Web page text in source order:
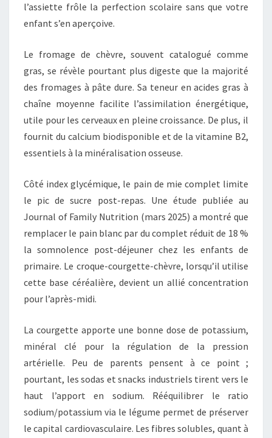
l’assiette frôle la perfection scolaire sans que votre
enfant s’en aperçoive.
Le fromage de chèvre, souvent catalogué comme
gras, se révèle pourtant plus digeste que la majorité
des fromages à pâte dure. Sa teneur en acides gras à
chaîne moyenne facilite l’assimilation énergétique,
utile pour les cerveaux en pleine croissance. De plus, il
fournit du calcium biodisponible et de la vitamine B2,
essentiels à la minéralisation osseuse.
Côté index glycémique, le pain de mie complet limite
le pic de sucre post-repas. Une étude publiée au
Journal of Family Nutrition (mars 2025) a montré que
remplacer le pain blanc par du complet réduit de 18 %
la somnolence post-déjeuner chez les enfants de
primaire. Le croque-courgette-chèvre, lorsqu’il utilise
cette base céréalière, devient un allié concentration
pour l’après-midi.
La courgette apporte une bonne dose de potassium,
minéral clé pour la régulation de la pression
artérielle. Peu de parents pensent à ce point ;
pourtant, les sodas et snacks industriels tirent vers le
haut l’apport en sodium. Rééquilibrer le ratio
sodium/potassium via le légume permet de préserver
le capital cardiovasculaire. Les fibres solubles, quant à